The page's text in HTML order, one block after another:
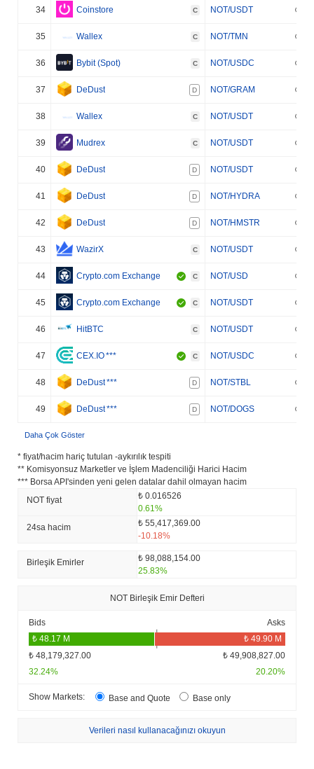
34 Coinstore C NOT/USDT
35 Wallex C NOT/TMN
36 Bybit (Spot) C NOT/USDC
37 DeDust D NOT/GRAM
38 Wallex C NOT/USDT
39 Mudrex C NOT/USDT
40 DeDust D NOT/USDT
41 DeDust D NOT/HYDRA
42 DeDust D NOT/HMSTR
43 WazirX C NOT/USDT
44 Crypto.com Exchange C NOT/USD
45 Crypto.com Exchange C NOT/USDT
46 HitBTC C NOT/USDT
47 CEX.IO*** C NOT/USDC
48 DeDust*** D NOT/STBL
49 DeDust*** D NOT/DOGS
Daha Çok Göster
* fiyat/hacim hariç tutulan -aykırılık tespiti
** Komisyonsuz Marketler ve İşlem Madenciliği Harici Hacim
*** Borsa API'sinden yeni gelen datalar dahil olmayan hacim
NOT fiyat
₺ 0.016526
0.61%
24sa hacim
₺ 55,417,369.00
-10.18%
Birleşik Emirler
₺ 98,088,154.00
25.83%
NOT Birleşik Emir Defteri
Bids Asks
₺ 48,179,327.00
₺ 49,908,827.00
32.24%
20.20%
Show Markets: Base and Quote Base only
Verileri nasıl kullanacağınızı okuyun